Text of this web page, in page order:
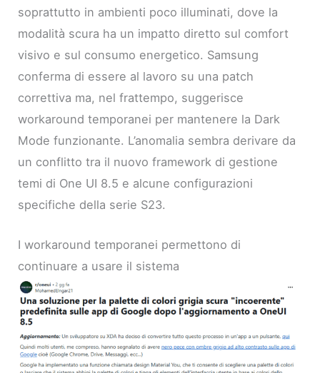
soprattutto in ambienti poco illuminati, dove la
modalità scura ha un impatto diretto sul comfort
visivo e sul consumo energetico. Samsung
conferma di essere al lavoro su una patch
correttiva ma, nel frattempo, suggerisce
workaround temporanei per mantenere la Dark
Mode funzionante. L’anomalia sembra derivare da
un conflitto tra il nuovo framework di gestione
temi di One UI 8.5 e alcune configurazioni
specifiche della serie S23.
I workaround temporanei permettono di
continuare a usare il sistema